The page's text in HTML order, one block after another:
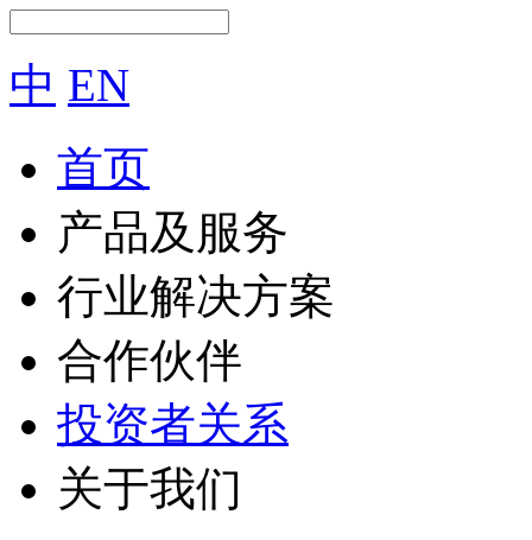
中 EN
首页
产品及服务
行业解决方案
合作伙伴
投资者关系
关于我们